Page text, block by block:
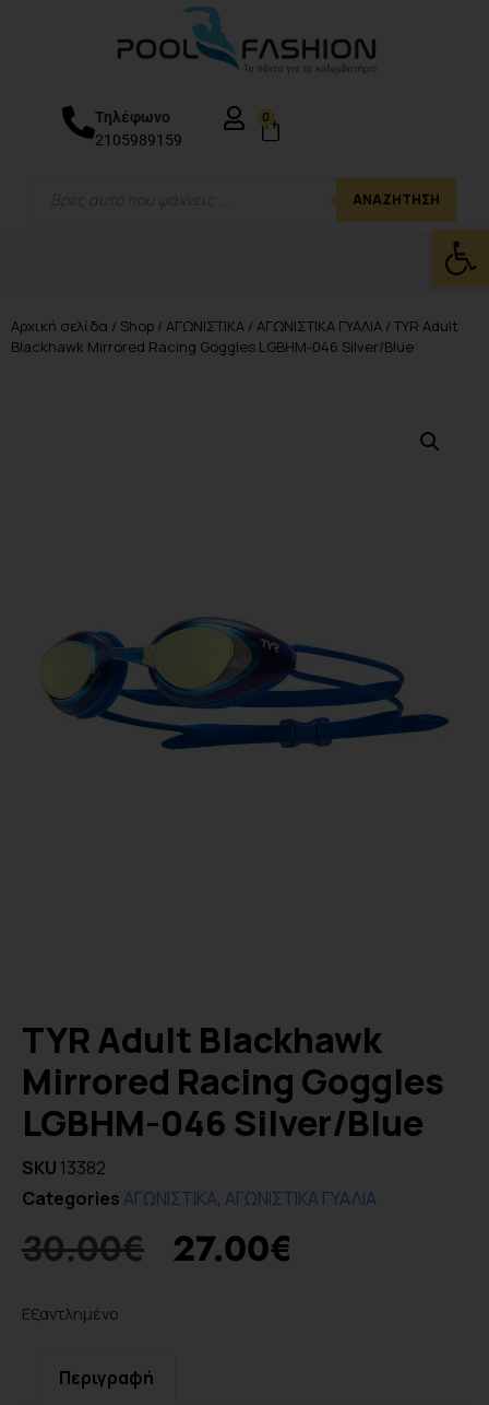
ΑΝΑΖΉΤΗΣΗ
Τηλέφωνο
2105989159
0
Αρχική σελίδα / Shop / ΑΓΩΝΙΣΤΙΚΑ / ΑΓΩΝΙΣΤΙΚΑ ΓΥΑΛΙΑ / TYR Adult
Blackhawk Mirrored Racing Goggles LGBHM-046 Silver/Blue
TYR Adult Blackhawk
Mirrored Racing Goggles
LGBHM-046 Silver/Blue
SKU 13382
CategoriesΑΓΩΝΙΣΤΙΚΑ, ΑΓΩΝΙΣΤΙΚΑ ΓΥΑΛΙΑ
30.00€ 27.00€
Εξαντλημένο
Περιγραφή